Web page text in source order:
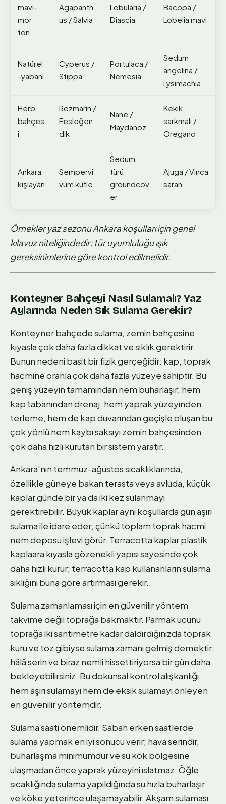
mavi-
mor
ton
Agapanth
us / Salvia
Lobularia /
Diascia
Bacopa /
Lobelia mavi
Natürel
-yabani
Cyperus /
Stippa
Portulaca /
Nemesia
Sedum
angelina /
Lysimachia
Herb
bahçes
i
Rozmarin /
Fesleğen
dik
Nane /
Maydanoz
Kekik
sarkmalı /
Oregano
Ankara
kışlayan
Sempervi
vum kütle
Sedum
türü
groundcov
er
Ajuga / Vinca
saran
Örnekler yaz sezonu Ankara koşulları için genel
kılavuz niteliğindedir; tür uyumluluğu ışık
gereksinimlerine göre kontrol edilmelidir.
Konteyner Bahçeyi Nasıl Sulamalı? Yaz
Aylarında Neden Sık Sulama Gerekir?
Konteyner bahçede sulama, zemin bahçesine
kıyasla çok daha fazla dikkat ve sıklık gerektirir.
Bunun nedeni basit bir fizik gerçeğidir: kap, toprak
hacmine oranla çok daha fazla yüzeye sahiptir. Bu
geniş yüzeyin tamamından nem buharlaşır; hem
kap tabanından drenaj, hem yaprak yüzeyinden
terleme, hem de kap duvarından geçişle oluşan bu
çok yönlü nem kaybı saksıyı zemin bahçesinden
çok daha hızlı kurutan bir sistem yaratır.
Ankara'nın temmuz-ağustos sıcaklıklarında,
özellikle güneye bakan terasta veya avluda, küçük
kaplar günde bir ya da iki kez sulanmayı
gerektirebilir. Büyük kaplar aynı koşullarda gün aşırı
sulama ile idare eder; çünkü toplam toprak hacmi
nem deposu işlevi görür. Terracotta kaplar plastik
kaplaara kıyasla gözenekli yapısı sayesinde çok
daha hızlı kurur; terracotta kap kullananların sulama
sıklığını buna göre artırması gerekir.
Sulama zamanlaması için en güvenilir yöntem
takvime değil toprağa bakmaktır. Parmak ucunu
toprağa iki santimetre kadar daldırdığınızda toprak
kuru ve toz gibiyse sulama zamanı gelmiş demektir;
hâlâ serin ve biraz nemli hissettiriyorsa bir gün daha
bekleyebilirsiniz. Bu dokunsal kontrol alışkanlığı
hem aşırı sulamayı hem de eksik sulamayı önleyen
en güvenilir yöntemdir.
Sulama saati önemlidir. Sabah erken saatlerde
sulama yapmak en iyi sonucu verir; hava serindir,
buharlaşma minimumdur ve su kök bölgesine
ulaşmadan önce yaprak yüzeyini ıslatmaz. Öğle
sıcaklığında sulama yapıldığında su hızla buharlaşır
ve köke yeterince ulaşamayabilir. Akşam sulaması